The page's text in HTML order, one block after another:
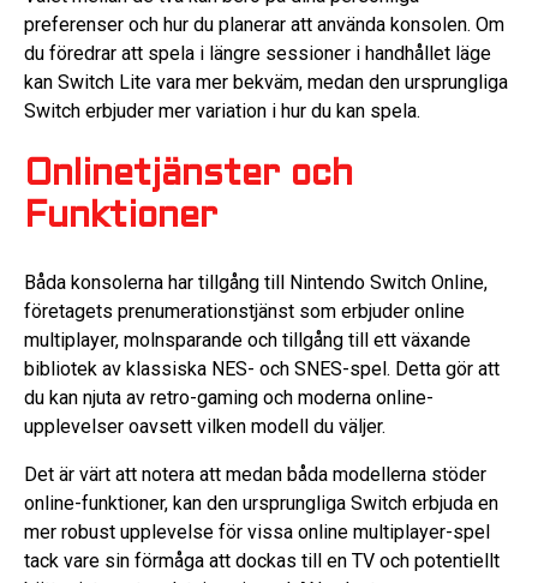
preferenser och hur du planerar att använda konsolen. Om
du föredrar att spela i längre sessioner i handhållet läge
kan Switch Lite vara mer bekväm, medan den ursprungliga
Switch erbjuder mer variation i hur du kan spela.
Onlinetjänster och
Funktioner
Båda konsolerna har tillgång till Nintendo Switch Online,
företagets prenumerationstjänst som erbjuder online
multiplayer, molnsparande och tillgång till ett växande
bibliotek av klassiska NES- och SNES-spel. Detta gör att
du kan njuta av retro-gaming och moderna online-
upplevelser oavsett vilken modell du väljer.
Det är värt att notera att medan båda modellerna stöder
online-funktioner, kan den ursprungliga Switch erbjuda en
mer robust upplevelse för vissa online multiplayer-spel
tack vare sin förmåga att dockas till en TV och potentiellt